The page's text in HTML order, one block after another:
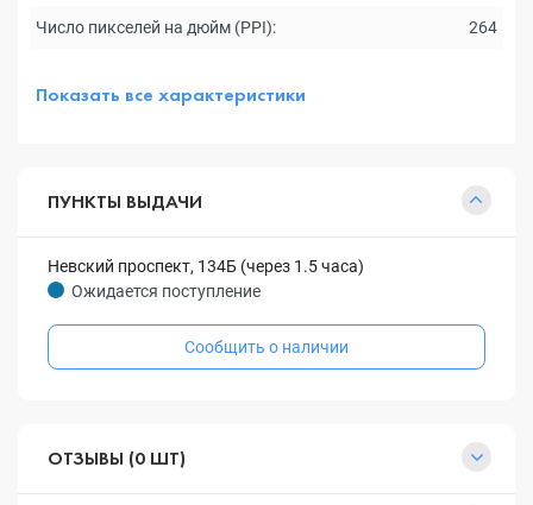
Число пикселей на дюйм (PPI): 264
Показать все характеристики
ПУНКТЫ ВЫДАЧИ
Невский проспект, 134Б (через 1.5 часа)
Ожидается поступление
Сообщить о наличии
ОТЗЫВЫ (0 ШТ)